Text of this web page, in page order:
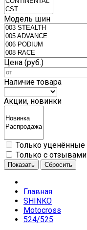
Модель шин
Цена (руб.)
Наличие товара
Акции, новинки
Только уценённые
Только с отзывами
Показать Сбросить
Главная
SHINKO
Motocross
524/525